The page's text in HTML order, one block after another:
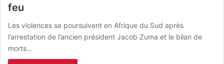
feu
Les violences se poursuivent en Afrique du Sud après
l’arrestation de l’ancien président Jacob Zuma et le bilan de
morts…